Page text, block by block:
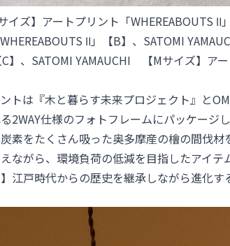
イズ】アートプリント「WHEREABOUTS Ⅱ」
Ⅱ」【B】 、 SATOMI
】 、 SATOMI YAMAUCHI 【Mサイズ】アー
トは『木と暮らす未来プロジェクト』と
2WAY仕様のフォトフレームにパッケージ
素をたくさん吸った奥多摩産の檜の間伐
ながら、環境負荷の低減を目指したアイテ
江戸時代からの歴史を継承しながら進化